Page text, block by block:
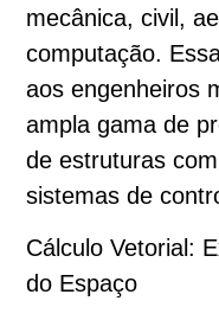
mecânica, civil,
computação.
aos engenheiros
ampla gama de
de estruturas
sistemas de
Cálculo Vetorial:
do Espaço